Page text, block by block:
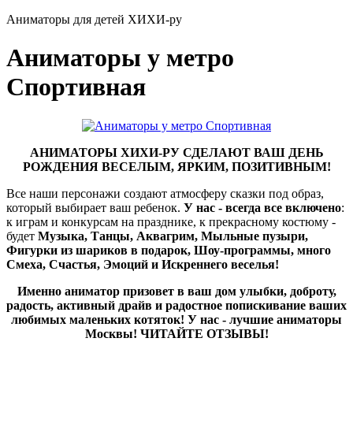
Аниматоры для детей ХИХИ-ру
Аниматоры у метро
Спортивная
АНИМАТОРЫ ХИХИ-РУ СДЕЛАЮТ ВАШ ДЕНЬ
РОЖДЕНИЯ ВЕСЕЛЫМ, ЯРКИМ, ПОЗИТИВНЫМ!
Все наши персонажи создают атмосферу сказки под образ,
который выбирает ваш ребенок. У нас - всегда все включено:
к играм и конкурсам на празднике, к прекрасному костюму -
будет Музыка, Танцы, Аквагрим, Мыльные пузыри,
Фигурки из шариков в подарок, Шоу-программы, много
Смеха, Счастья, Эмоций и Искреннего веселья!
Именно аниматор призовет в ваш дом улыбки, доброту,
радость, активный драйв и радостное попискивание ваших
любимых маленьких котяток! У нас - лучшие аниматоры
Москвы! ЧИТАЙТЕ ОТЗЫВЫ!